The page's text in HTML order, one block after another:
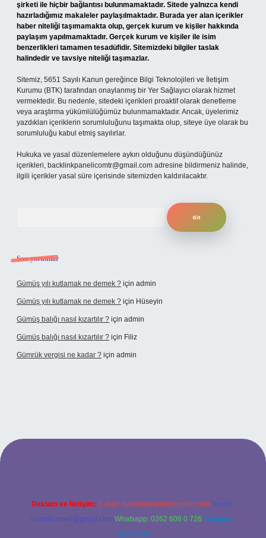
şirketi ile hiçbir bağlantısı bulunmamaktadır. Sitede yalnızca kendi
hazırladığımız makaleler paylaşılmaktadır. Burada yer alan içerikler
haber niteliği taşımamakta olup, gerçek kurum ve kişiler hakkında
paylaşım yapılmamaktadır. Gerçek kurum ve kişiler ile isim
benzerlikleri tamamen tesadüfidir. Sitemizdeki bilgiler taslak
halindedir ve tavsiye niteliği taşımazlar.
Sitemiz, 5651 Sayılı Kanun gereğince Bilgi Teknolojileri ve İletişim
Kurumu (BTK) tarafından onaylanmış bir Yer Sağlayıcı olarak hizmet
vermektedir. Bu nedenle, sitedeki içerikleri proaktif olarak denetleme
veya araştırma yükümlülüğümüz bulunmamaktadır. Ancak, üyelerimiz
yazdıkları içeriklerin sorumluluğunu taşımakta olup, siteye üye olarak bu
sorumluluğu kabul etmiş sayılırlar.
Hukuka ve yasal düzenlemelere aykırı olduğunu düşündüğünüz
içerikleri, backlinkpanelicomtr@gmail.com adresine bildirmeniz halinde,
ilgili içerikler yasal süre içerisinde sitemizden kaldırılacaktır.
Son yorumlar
Gümüş yılı kutlamak ne demek ? için admin
Gümüş yılı kutlamak ne demek ? için Hüseyin
Gümüş balığı nasıl kızartılır ? için admin
Gümüş balığı nasıl kızartılır ? için Filiz
Gümrük vergisi ne kadar ? için admin
giriş adresi
Reklam ve İletişim: E-mail: backlinkpaneli@gmail.com Teams:
forumhizmeti@gmail.com Whatsapp: 0262 606 0 726 Telegram:
@karabul